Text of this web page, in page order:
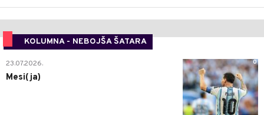
KOLUMNA - NEBOJŠA ŠATARA
0
23.07.2026.
Mesi(ja)